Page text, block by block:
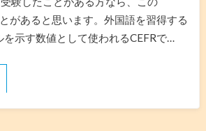
とがあると思います。外国語を習得する
示す数値として使われるCEFRで…